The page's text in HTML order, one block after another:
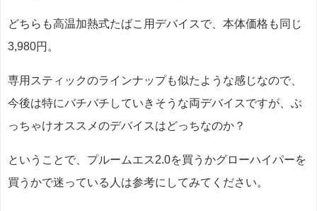
どちらも高温加熱式たばこ用デバイスで、本体価格も同じ
3,980円。
専用スティックのラインナップも似たような感じなので、
今後は特にバチバチしていきそうな両デバイスですが、ぶ
っちゃけオススメのデバイスはどっちなのか？
ということで、プルームエス2.0を買うかグローハイパーを
買うかで迷っている人は参考にしてみてください。